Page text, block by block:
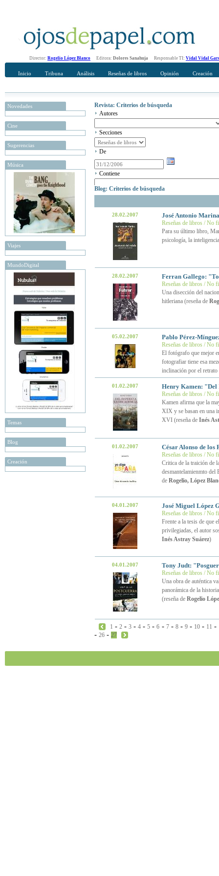
Director: Rogelio López Blanco Editora: Dolores Sanahuja Responsable TI: Vidal Vidal
Inicio Tribuna Análisis Reseñas de libros Opinión Creación
Novedades
Cine
Sugerencias
Música
Viajes
MundoDigital
Temas
Blog
Creación
Revista: Criterios de búsqueda
Autores
Secciones
De
Contiene
Blog: Criterios de búsqueda
28.02.2007 José Antonio
Reseñas de libros / No
Para su último libro,
psicología, la
28.02.2007 Ferran Gallego:
Reseñas de libros / No
Una disección del
hitleriana (reseña de
05.02.2007 Pablo Pérez-
Reseñas de libros / No
El fotógrafo que mejor
fotografiar tiene esa
inclinación por el retrato
01.02.2007 Henry Kamen: "Del
Reseñas de libros / No
Kamen afirma que la
XIX y se basan en una
XVI (reseña de Inés
01.02.2007 César Alonso de
Reseñas de libros / No
Critica de la traición de
desmantelamienmto del
de Rogelio, López
04.01.2007 José Miguel López
Reseñas de libros / No
Frente a la tesis de que
privilegiadas, el autor
Inés Astray Suárez)
04.01.2007 Tony Judt:
Reseñas de libros / No
Una obra de auténtica
panorámica de la
(reseña de Rogelio
1 -2 -3 -4 -5 -6 - 7- 8- 9- 10- 11 -
- 26 - 27